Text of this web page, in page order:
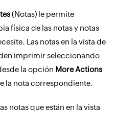
(Notas) le permite
física de las notas y notas
Las notas en la vista de
imprimir seleccionando
la opción More Actions
la nota correspondiente.
notas que están en la vista